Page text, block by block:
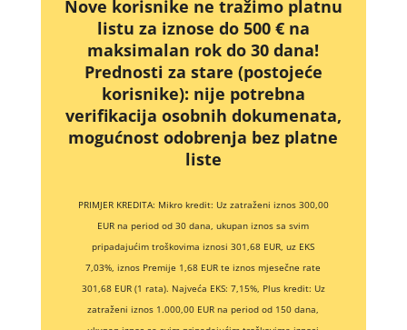
Nove korisnike ne tražimo platnu
listu za iznose do 500 € na
maksimalan rok do 30 dana!
Prednosti za stare (postojeće
korisnike): nije potrebna
verifikacija osobnih dokumenata,
mogućnost odobrenja bez platne
liste
PRIMJER KREDITA: Mikro kredit: Uz zatraženi iznos 300,00
EUR na period od 30 dana, ukupan iznos sa svim
pripadajućim troškovima iznosi 301,68 EUR, uz EKS
7,03%, iznos Premije 1,68 EUR te iznos mjesečne rate
301,68 EUR (1 rata). Najveća EKS: 7,15%, Plus kredit: Uz
zatraženi iznos 1.000,00 EUR na period od 150 dana,